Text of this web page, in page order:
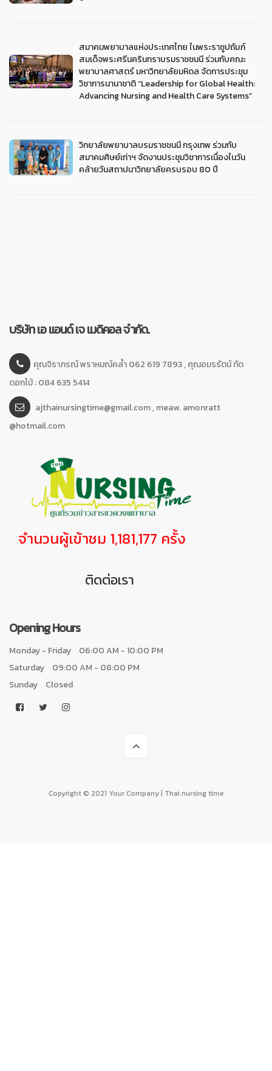
สมาคมพยาบาลแห่งประเทศไทย ในพระราชูปถัมภ์
สมเด็จพระศรีนครินทราบรมราชชนนี ร่วมกับคณะ
พยาบาลศาสตร์ มหาวิทยาลัยมหิดล จัดการประชุม
วิชาการนานาชาติ “Leadership for Global Health:
Advancing Nursing and Health Care Systems”
วิทยาลัยพยาบาลบรมราชชนนี กรุงเทพ ร่วมกับ
สมาคมศิษย์เก่าฯ จัดงานประชุมวิชาการเนื่องในวัน
คล้ายวันสถาปนาวิทยาลัยครบรอบ 80 ปี
บริษัท เอ แอนด์ เจ เมดิคอล จำกัด.
คุณจิราภรณ์ พราหมณ์คล้ำ 062 619 7893 , คุณอมรรัตน์ ทัด
ดอกไม้ : 084 635 5414
ajthainursingtime@gmail.com , meaw. amonratt
@hotmail.com
จำนวนผู้เข้าชม 1,181,177 ครั้ง
ติดต่อเรา
Opening Hours
Monday - Friday
06:00 AM - 10:00 PM
Saturday
09:00 AM - 08:00 PM
Sunday
Closed
Copyright © 2021 Your Company | Thai nursing time